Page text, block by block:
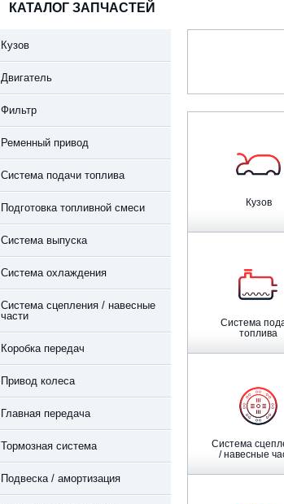
КАТАЛОГ ЗАПЧАСТЕЙ
Кузов
Двигатель
Фильтр
Ременный привод
Система подачи топлива
Подготовка топливной смеси
Система выпуска
Система охлаждения
Система сцепления / навесные
части
Коробка передач
Привод колеса
Главная передача
Тормозная система
Подвеска / амортизация
Кузов
Система подачи
топлива
Система сцепления
/ навесные